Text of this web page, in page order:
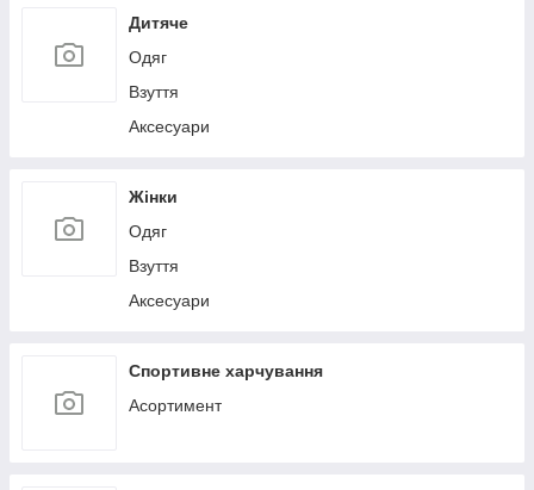
Дитяче
Одяг
Взуття
Аксесуари
Жінки
Одяг
Взуття
Аксесуари
Спортивне харчування
Асортимент